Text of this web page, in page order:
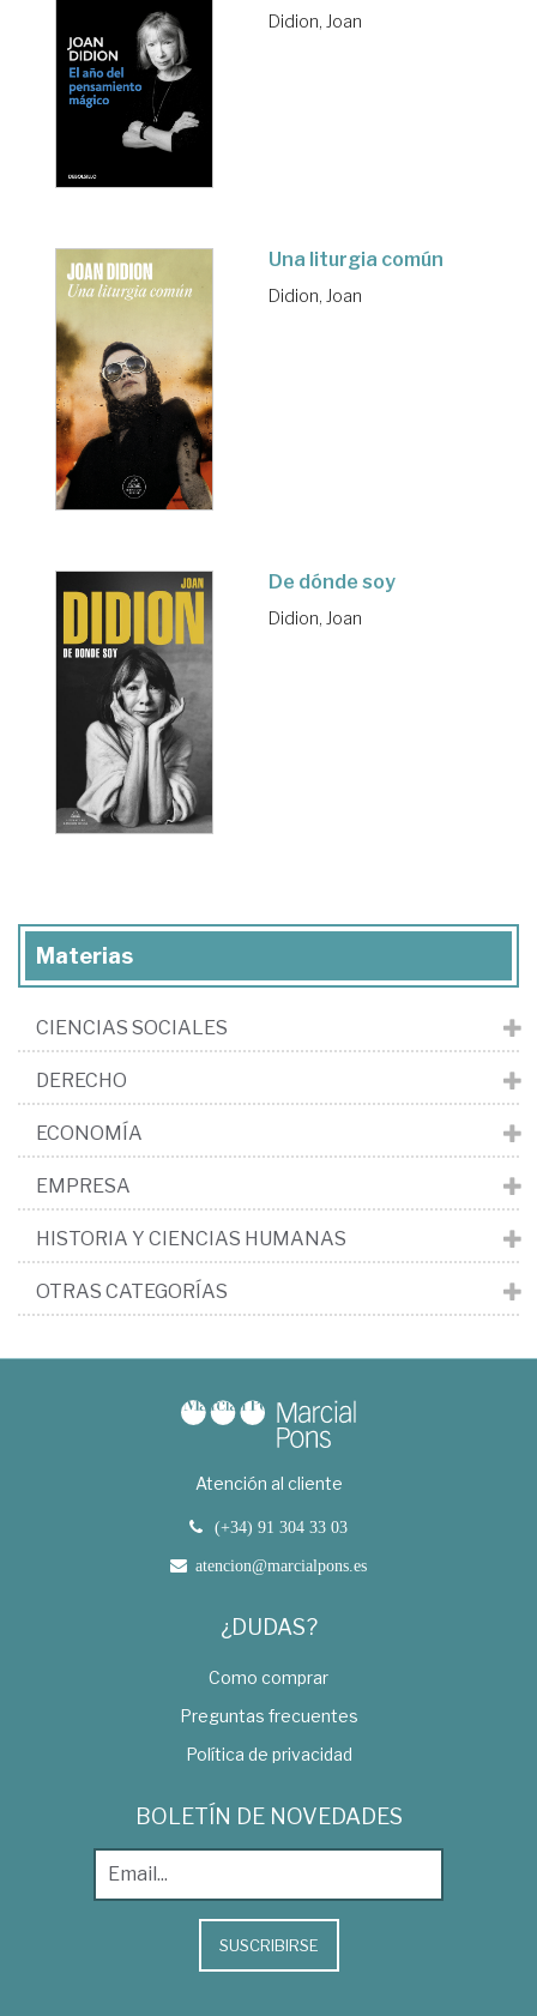
Didion, Joan
Una liturgia común
Didion, Joan
De dónde soy
Didion, Joan
Materias
CIENCIAS SOCIALES
DERECHO
ECONOMÍA
EMPRESA
HISTORIA Y CIENCIAS HUMANAS
OTRAS CATEGORÍAS
Atención al cliente
(+34) 91 304 33 03
atencion@marcialpons.es
¿DUDAS?
Como comprar
Preguntas frecuentes
Política de privacidad
BOLETÍN DE NOVEDADES
SUSCRIBIRSE